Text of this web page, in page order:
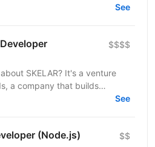
власну екосистему...See
$$$$
SKELAR? It's a venture
a company that builds
founders, we create
See
(Node.js) $$